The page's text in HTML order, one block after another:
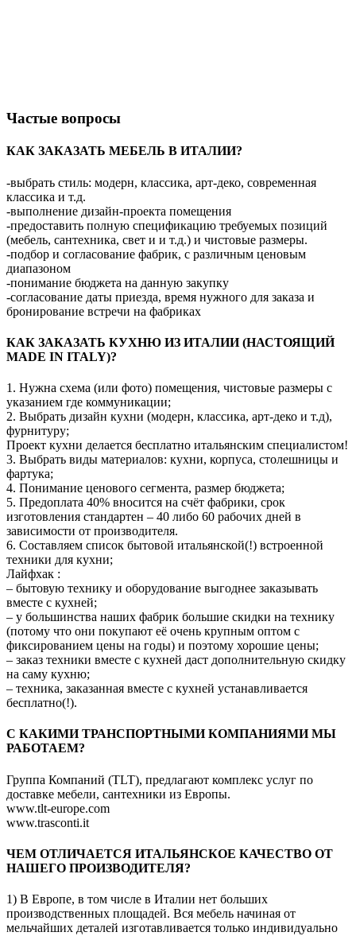
Частые вопросы
КАК ЗАКАЗАТЬ МЕБЕЛЬ В ИТАЛИИ?
-выбрать стиль: модерн, классика, арт-деко, современная
классика и т.д.
-выполнение дизайн-проекта помещения
-предоставить полную спецификацию требуемых позиций
(мебель, сантехника, свет и и т.д.) и чистовые размеры.
-подбор и согласование фабрик, с различным ценовым
диапазоном
-понимание бюджета на данную закупку
-согласование даты приезда, время нужного для заказа и
бронирование встречи на фабриках
КАК ЗАКАЗАТЬ КУХНЮ ИЗ ИТАЛИИ (НАСТОЯЩИЙ
MADE IN ITALY)?
1. Нужна схема (или фото) помещения, чистовые размеры с
указанием где коммуникации;
2. Выбрать дизайн кухни (модерн, классика, арт-деко и т.д),
фурнитуру;
Проект кухни делается бесплатно итальянским специалистом!
3. Выбрать виды материалов: кухни, корпуса, столешницы и
фартука;
4. Понимание ценового сегмента, размер бюджета;
5. Предоплата 40% вносится на счёт фабрики, срок
изготовления стандартен – 40 либо 60 рабочих дней в
зависимости от производителя.
6. Составляем список бытовой итальянской(!) встроенной
техники для кухни;
Лайфхак :
– бытовую технику и оборудование выгоднее заказывать
вместе с кухней;
– у большинства наших фабрик большие скидки на технику
(потому что они покупают её очень крупным оптом с
фиксированием цены на годы) и поэтому хорошие цены;
– заказ техники вместе с кухней даст дополнительную скидку
на саму кухню;
– техника, заказанная вместе с кухней устанавливается
бесплатно(!).
C КАКИМИ ТРАНСПОРТНЫМИ КОМПАНИЯМИ МЫ
РАБОТАЕМ?
Группа Компаний (TLT), предлагают комплекс услуг по
доставке мебели, сантехники из Европы.
www.tlt-europe.com
www.trasconti.it
ЧЕМ ОТЛИЧАЕТСЯ ИТАЛЬЯНСКОЕ КАЧЕСТВО ОТ
НАШЕГО ПРОИЗВОДИТЕЛЯ?
1) В Европе, в том числе в Италии нет больших
производственных площадей. Вся мебель начиная от
мельчайших деталей изготавливается только индивидуально